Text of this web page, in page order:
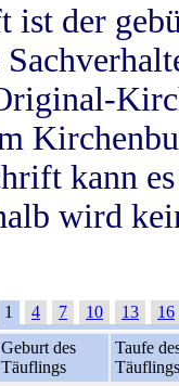
ist der
kann
wird
1 4 7 10 13
16
Geburt des
Täuflings
Taufe
Täuflings